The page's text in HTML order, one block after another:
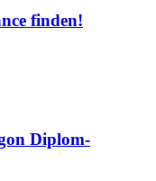
finden!
Diplom-